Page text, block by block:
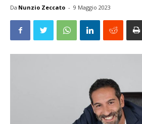
Da Nunzio Zeccato - 9 Maggio 2023